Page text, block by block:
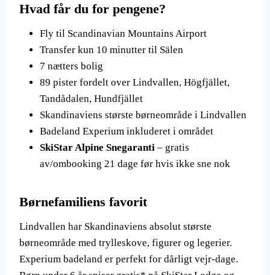
Hvad får du for pengene?
Fly til Scandinavian Mountains Airport
Transfer kun 10 minutter til Sälen
7 nætters bolig
89 pister fordelt over Lindvallen, Högfjället,
Tandådalen, Hundfjället
Skandinaviens største børneområde i Lindvallen
Badeland Experium inkluderet i området
SkiStar Alpine Snegaranti – gratis
av/ombooking 21 dage før hvis ikke sne nok
Børnefamiliens favorit
Lindvallen har Skandinaviens absolut største
børneområde med trylleskove, figurer og legerier.
Experium badeland er perfekt for dårligt vejr-dage.